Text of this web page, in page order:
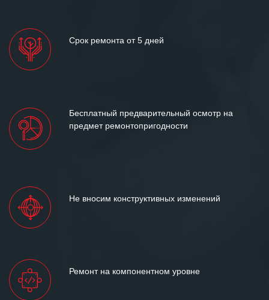
Срок ремонта от 5 дней
Бесплатный предварительный осмотр на
предмет ремонтопригодности
Не вносим конструктивных изменений
Ремонт на компонентном уровне